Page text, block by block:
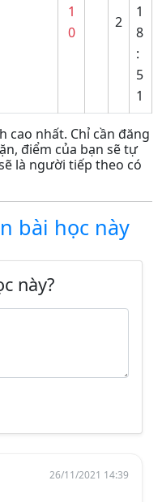
1
0
2
1
8
:
5
1
cao nhất. Chỉ cần đăng
điểm của bạn sẽ tự
là người tiếp theo có
bài học này
này?
26/11/2021 14:39